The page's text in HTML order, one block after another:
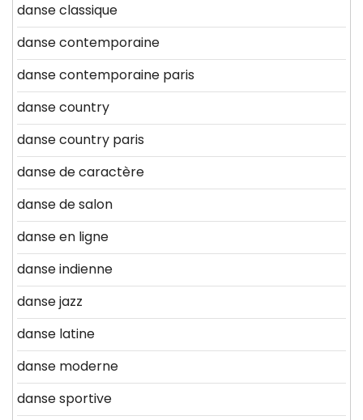
danse classique
danse contemporaine
danse contemporaine paris
danse country
danse country paris
danse de caractère
danse de salon
danse en ligne
danse indienne
danse jazz
danse latine
danse moderne
danse sportive